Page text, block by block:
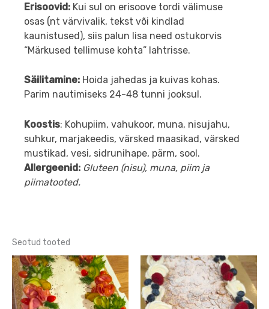
​Erisoovid: Kui sul on erisoove tordi välimuse
osas (nt värvivalik, tekst või kindlad
kaunistused), siis palun lisa need ostukorvis
“Märkused tellimuse kohta” lahtrisse.
Säilitamine: Hoida jahedas ja kuivas kohas.
Parim nautimiseks 24-48 tunni jooksul.
Koostis: Kohupiim, vahukoor, muna, nisujahu,
suhkur, marjakeedis, värsked maasikad, värsked
mustikad, vesi, sidrunihape, pärm, sool.
​Allergeenid: Gluteen (nisu), muna, piim ja
piimatooted.
Seotud tooted